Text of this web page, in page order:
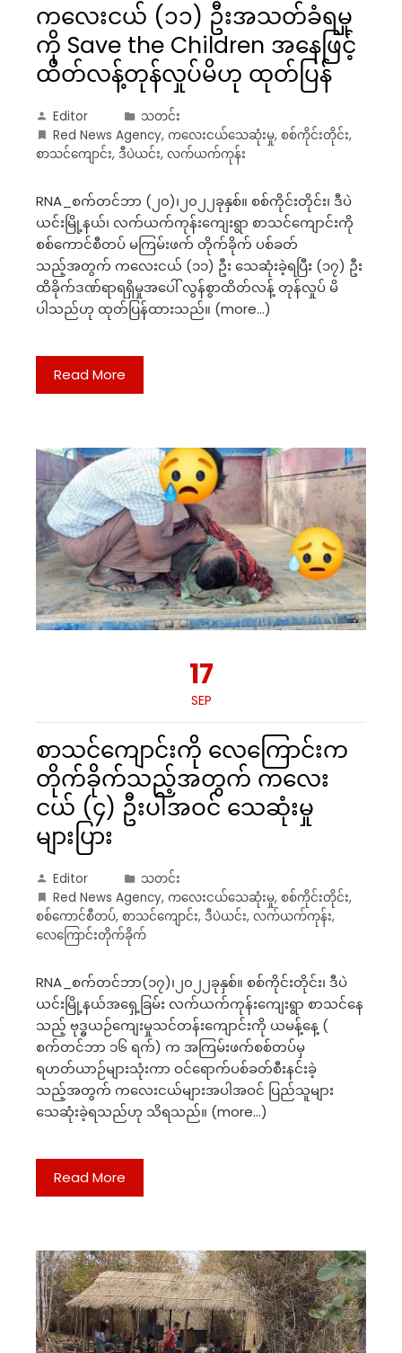
ကလေးငယ် (၁၁) ဦးအသတ်ခံရမှု
ကို Save the Children အနေဖြင့်
ထိတ်လန့်တုန်လှုပ်မိဟု ထုတ်ပြန်
Editor
သတင်း
Red News Agency, ကလေးငယ်သေဆုံးမှု, စစ်ကိုင်းတိုင်း,
စာသင်ကျောင်း, ဒီပဲယင်း, လက်ယက်ကုန်း
RNA_စက်တင်ဘာ (၂၀)၊၂၀၂၂ခုနှစ်။ စစ်ကိုင်းတိုင်း၊ ဒီပဲ
ယင်းမြို့နယ်၊ လက်ယက်ကုန်းကျေးရွာ စာသင်ကျောင်းကို
စစ်ကောင်စီတပ် မကြမ်းဖက် တိုက်ခိုက် ပစ်ခတ်
သည့်အတွက် ကလေးငယ် (၁၁) ဦး သေဆုံးခဲ့ရပြီး (၁၇) ဦး
ထိခိုက်ဒဏ်ရာရရှိမှုအပေါ် လွန်စွာထိတ်လန့် တုန်လှုပ် မိ
ပါသည်ဟု ထုတ်ပြန်ထားသည်။ (more…)
Read More
17
SEP
စာသင်ကျောင်းကို လေကြောင်းက
တိုက်ခိုက်သည့်အတွက် ကလေး
ငယ် (၄) ဦးပါအဝင် သေဆုံးမှု
များပြား
Editor
သတင်း
Red News Agency, ကလေးငယ်သေဆုံးမှု, စစ်ကိုင်းတိုင်း,
စစ်ကောင်စီတပ်, စာသင်ကျောင်း, ဒီပဲယင်း, လက်ယက်ကုန်း,
လေကြောင်းတိုက်ခိုက်
RNA_စက်တင်ဘာ(၁၇)၊၂၀၂၂ခုနှစ်။ စစ်ကိုင်းတိုင်း၊ ဒီပဲ
ယင်းမြို့နယ်အရှေ့ခြမ်း လက်ယက်ကုန်းကျေးရွာ စာသင်နေ
သည့် ဗုဒ္ဓယဉ်ကျေးမှုသင်တန်းကျောင်းကို ယမန့်နေ့ (
စက်တင်ဘာ ၁၆ ရက်) က အကြမ်းဖက်စစ်တပ်မှ
ရဟတ်ယာဉ်များသုံးကာ ဝင်ရောက်ပစ်ခတ်စီးနင်းခဲ့
သည့်အတွက် ကလေးငယ်များအပါအဝင် ပြည်သူများ
သေဆုံးခဲ့ရသည်ဟု သိရသည်။ (more…)
Read More